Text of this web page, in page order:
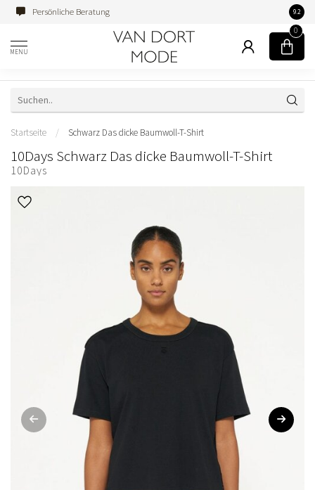
Persönliche Beratung 9.2
MENU
0
Startseite / Schwarz Das dicke Baumwoll-T-Shirt
10Days Schwarz Das dicke Baumwoll-T-Shirt
10Days